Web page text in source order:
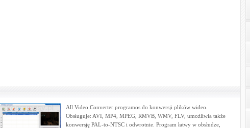
All Video Converter programos do konwersji plików wideo.
Obsługuje: AVI, MP4, MPEG, RMVB, WMV, FLV, umożliwia także
konwersję PAL-to-NTSC i odwrotnie. Program łatwy w obsłudze,